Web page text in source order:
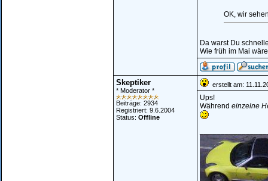
OK, wir
Da warst Du
Wie früh im Mai
Skeptiker
* Moderator *
Beiträge: 2934
Registriert: 9.6.2004
Status: Offline
erstellt am:
Ups!
Während einzelne